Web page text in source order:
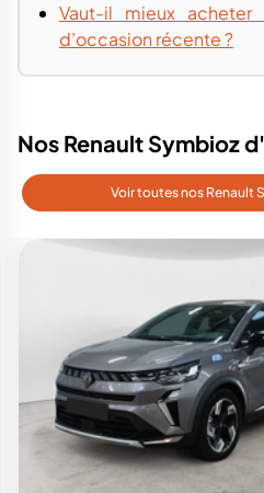
Vaut-il mieux
d’occasion récente ?
Nos Renault Symbioz
Voir toutes nos Renault